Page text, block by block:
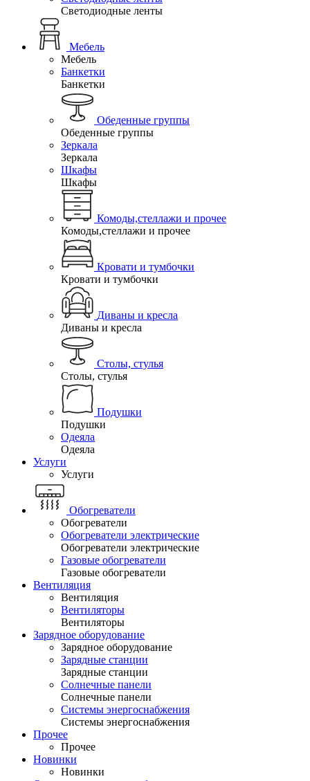
Светодиодные ленты
Мебель
Мебель
Банкетки
Банкетки
Обеденные группы
Обеденные группы
Зеркала
Зеркала
Шкафы
Шкафы
Комоды,стеллажи и прочее
Комоды,стеллажи и прочее
Кровати и тумбочки
Кровати и тумбочки
Диваны и кресла
Диваны и кресла
Столы, стулья
Столы, стулья
Подушки
Подушки
Одеяла
Одеяла
Услуги
Услуги
Обогреватели
Обогреватели
Обогреватели электрические
Обогреватели электрические
Газовые обогреватели
Газовые обогреватели
Вентиляция
Вентиляция
Вентиляторы
Вентиляторы
Зарядное оборудование
Зарядное оборудование
Зарядные станции
Зарядные станции
Солнечные панели
Солнечные панели
Системы энергоснабжения
Системы энергоснабжения
Прочее
Прочее
Новинки
Новинки